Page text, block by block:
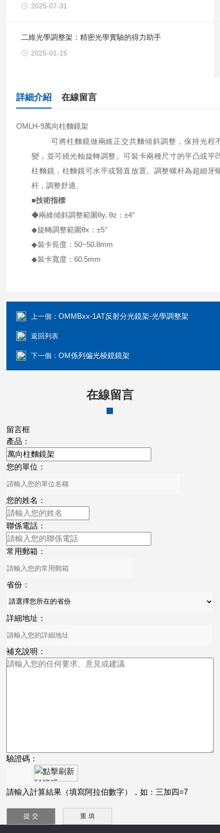
2025-07-31
二維光學調整架：精密光學實驗的得力助手
2025-01-15
詳細介紹 在線留言
OMLH-9萬向柱麵鏡架
可將柱麵鏡做兩維正交共麵傾斜調整，保持光程
變，並可繞光軸旋轉調整。可裝卡兩種尺寸的平凸或平
柱麵鏡，柱麵鏡可水平或豎直放置。調整螺杆為超細牙
杆，調整舒適。
■技術指標
◆兩維傾斜調整範圍θy, θz：±4°
◆旋轉調整範圍θx：±5°
◆裝卡長度：50~50.8mm
◆裝卡寬度：60.5mm
上一個：OMMBxx-1AT反射分光鏡架-光學調整架
返回列表
下一個：OM係列偏光棱鏡鏡架
在線留言
留言框
產品：
您的單位：
您的姓名：
聯係電話：
常用郵箱：
省份：
詳細地址：
補充說明：
驗證碼：
請輸入計算結果（填寫阿拉伯數字），如：三加四=7